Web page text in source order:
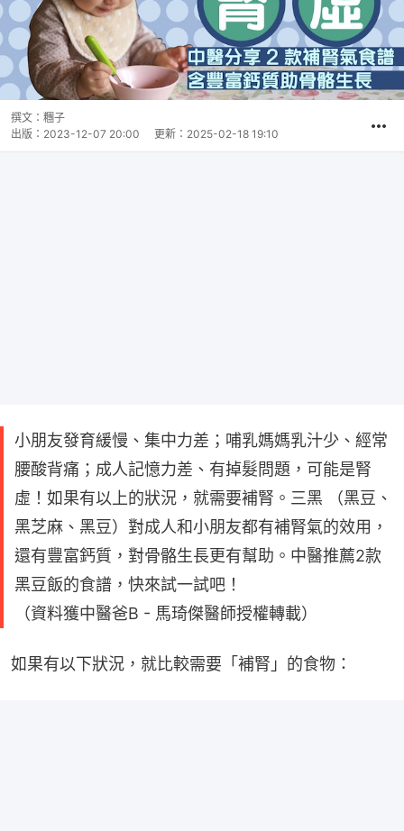
撰文： 糰子
出版： 2023-12-07 20:00 更新： 2025-02-18 19:10
小朋友發育緩慢、集中力差；哺乳媽媽乳汁少、經常
腰酸背痛；成人記憶力差、有掉髮問題，可能是腎
虛！如果有以上的狀況，就需要補腎。三黑 （黑豆、
黑芝麻、黑豆）對成人和小朋友都有補腎氣的效用，
還有豐富鈣質，對骨骼生長更有幫助。中醫推薦2款
黑豆飯的食譜，快來試一試吧！
（資料獲中醫爸B - 馬琦傑醫師授權轉載）
如果有以下狀況，就比較需要「補腎」的食物：